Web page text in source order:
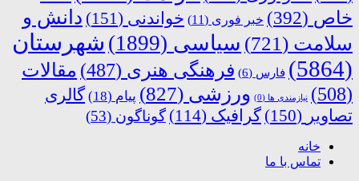
خاص (392) خبر فوری (11) خواندنی (151)
دانش و
سلامت (721) سیاسی (1899)
شهرستان
(5864)
فارس (6) فرهنگی هنری (487)
مقالات
(508)
نیازمندی ها (0) ورزشی (827) پیام (18)
گالری
تصاویر (150) گرافیک (114) گوناگون (53)
خانه
تماس با ما